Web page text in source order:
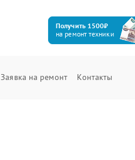
Получить 1500₽
на ремонт техники
Заявка на ремонт Контакты